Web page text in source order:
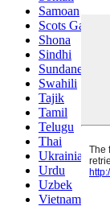
Samoan
Scots Gaelic
Shona
Sindhi
Sundanese
Swahili
Tajik
Tamil
Telugu
Thai
Ukrainian
Urdu
Uzbek
Vietnamese